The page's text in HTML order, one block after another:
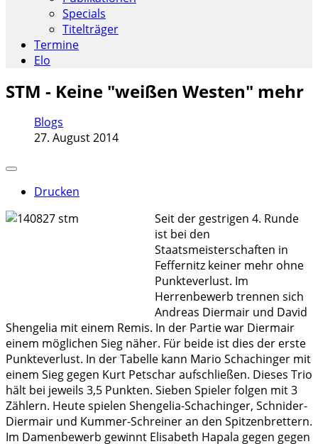
Specials
Titelträger
Termine
Elo
STM - Keine "weißen Westen" mehr
Blogs
27. August 2014
Drucken
Seit der gestrigen 4. Runde
ist bei den
Staatsmeisterschaften in
Feffernitz keiner mehr ohne
Punkteverlust. Im
Herrenbewerb trennen sich
Andreas Diermair und David
Shengelia mit einem Remis. In der Partie war Diermair
einem möglichen Sieg näher. Für beide ist dies der erste
Punkteverlust. In der Tabelle kann Mario Schachinger mit
einem Sieg gegen Kurt Petschar aufschließen. Dieses Trio
hält bei jeweils 3,5 Punkten. Sieben Spieler folgen mit 3
Zählern. Heute spielen Shengelia-Schachinger, Schnider-
Diermair und Kummer-Schreiner an den Spitzenbrettern.
Im Damenbewerb gewinnt Elisabeth Hapala gegen gegen